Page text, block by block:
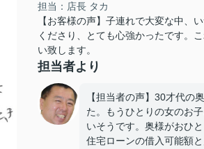
担当：店長 タカ
【お客様の声】子連れで大変な中、
くださり、とても心強かったです。
い致します。
担当者より
【担当者の声】30才代の
た。もうひとりの女のお
いそうです。奥様がおひ
住宅ローンの借入可能額